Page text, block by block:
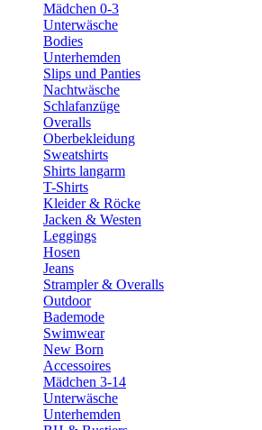
Mädchen 0-3
Unterwäsche
Bodies
Unterhemden
Slips und Panties
Nachtwäsche
Schlafanzüge
Overalls
Oberbekleidung
Sweatshirts
Shirts langarm
T-Shirts
Kleider & Röcke
Jacken & Westen
Leggings
Hosen
Jeans
Strampler & Overalls
Outdoor
Bademode
Swimwear
New Born
Accessoires
Mädchen 3-14
Unterwäsche
Unterhemden